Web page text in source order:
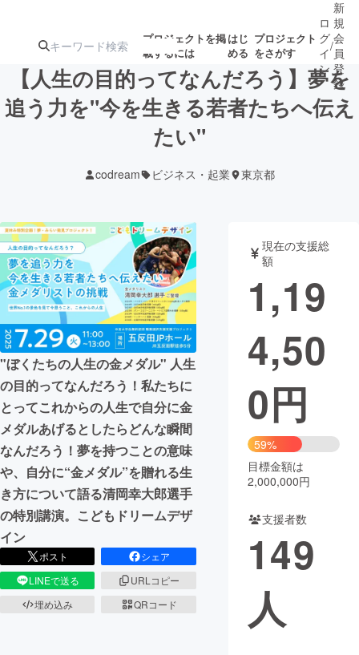
プロジェクトを掲
載するには
はじ
める
プロジェクト
をさがす
注目の新着プロ募集終了が近いプ
テクノロジー・ガジェット
映像・映画 書籍・雑誌
ビジネス・起業 チャレンジ
まちづくり・地域活性化
CAMPFIRE for Social Good
CAMPFIRE Creation
CAMPFIREふるさと納税machi-ya コミュニティ
ロ
グ
イ
ン
/
新
規
会
員
登
録
【人生の目的ってなんだろう】夢を
追う力を"今を生きる若者たちへ伝え
たい"
codream ビジネス・起業 東京都
"ぼくたちの人生の金メダル" 人生
の目的ってなんだろう！私たちに
とってこれからの人生で自分に金
メダルあげるとしたらどんな瞬間
なんだろう！夢を持つことの意味
や、自分に“金メダル”を贈れる生
き方について語る清岡幸大郎選手
の特別講演。こどもドリームデザ
イン
ポスト
シェア
LINEで送る
URLコピー
埋め込み
QRコード
現在の支援総
額
1,19
4,50
0円
59%
目標金額は
2,000,000円
支援者数
149
人